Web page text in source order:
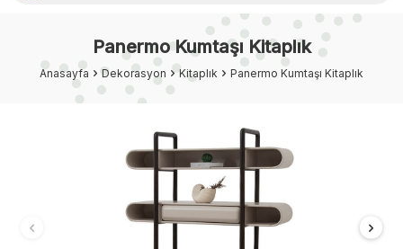
Panermo Kumtaşı Kitaplık
Anasayfa Dekorasyon Kitaplık Panermo Kumtaşı Kitaplık